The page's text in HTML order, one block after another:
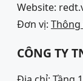
Website:
Đơn vị:
CÔNG TY